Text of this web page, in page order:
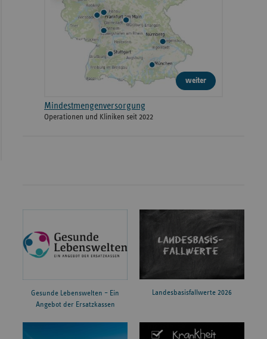
weiter
Mindestmengenversorgung
Operationen und Kliniken seit 2022
Gesunde Lebenswelten – Ein
Angebot der Ersatzkassen
Landesbasisfallwerte 2026